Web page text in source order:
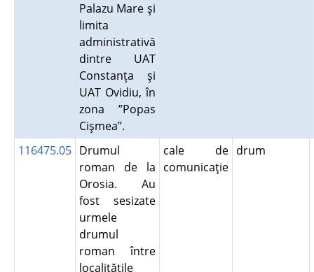
Palazu Mare şi
limita
administrativă
dintre UAT
Constanţa şi
UAT Ovidiu, în
zona ”Popas
Cişmea”.
116475.05 Drumul
roman de la
Orosia. Au
fost sesizate
urmele
drumul
roman între
localităţile
cale de
comunicaţie
drum